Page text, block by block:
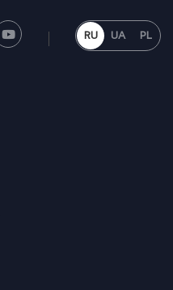
RU UA PL